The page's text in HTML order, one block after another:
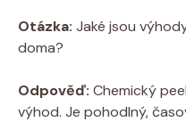
Otázka: Jaké jsou
doma?
Odpověď: Chemický
výhod. Je ​pohodlný,